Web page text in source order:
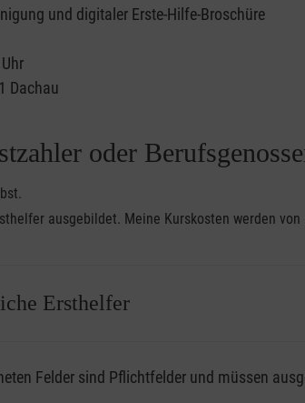
und digitaler Erste-Hilfe-Broschüre
Dachau
oder
ausgebildet. Meine Kurskosten werden
Ersthelfer
Ihrer Berufsgenossenschaft /
erfolgt eine Abrechnung der vollen
Felder sind Pflichtfelder und müssen